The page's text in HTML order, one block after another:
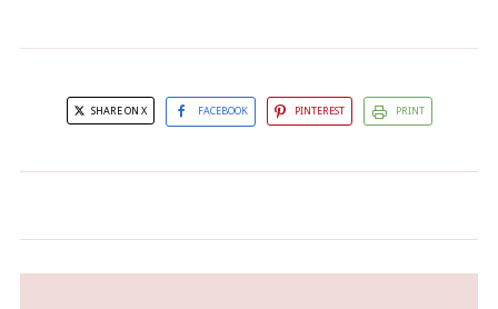
SHARE ON X FACEBOOK PINTEREST PRINT
jag fick cellgifter